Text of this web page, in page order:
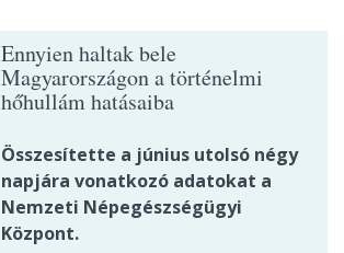
Ennyien haltak bele
Magyarországon a történelmi
hőhullám hatásaiba
Összesítette a június utolsó négy
napjára vonatkozó adatokat a
Nemzeti Népegészségügyi
Központ.